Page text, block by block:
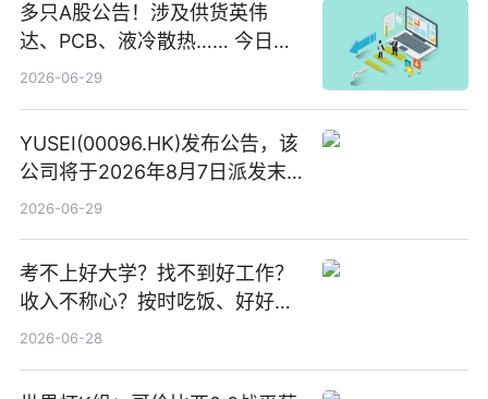
多只A股公告！涉及供货英伟
达、PCB、液冷散热…… 今日快
讯
2026-06-29
YUSEI(00096.HK)发布公告，该
公司将于2026年8月7日派发末
期股息每股人民币0.013元 每日
2026-06-29
考不上好大学？找不到好工作？
收入不称心？按时吃饭、好好睡
觉
2026-06-28